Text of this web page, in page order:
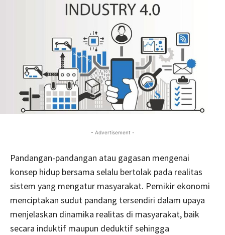
- Advertisement -
Pandangan-pandangan atau gagasan mengenai
konsep hidup bersama selalu bertolak pada realitas
sistem yang mengatur masyarakat. Pemikir ekonomi
menciptakan sudut pandang tersendiri dalam upaya
menjelaskan dinamika realitas di masyarakat, baik
secara induktif maupun deduktif sehingga